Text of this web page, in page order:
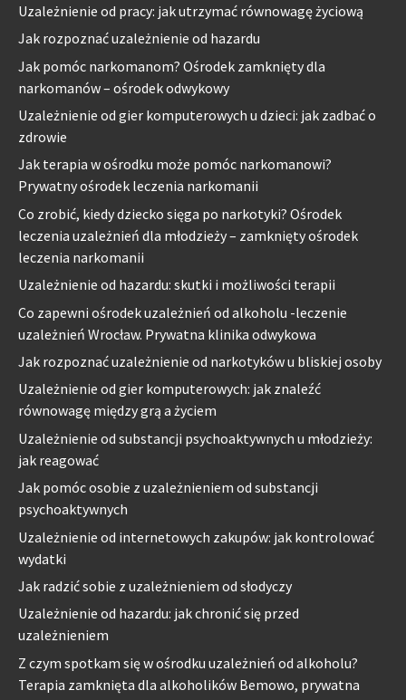
Uzależnienie od pracy: jak utrzymać równowagę życiową
Jak rozpoznać uzależnienie od hazardu
Jak pomóc narkomanom? Ośrodek zamknięty dla
narkomanów – ośrodek odwykowy
Uzależnienie od gier komputerowych u dzieci: jak zadbać o
zdrowie
Jak terapia w ośrodku może pomóc narkomanowi?
Prywatny ośrodek leczenia narkomanii
Co zrobić, kiedy dziecko sięga po narkotyki? Ośrodek
leczenia uzależnień dla młodzieży – zamknięty ośrodek
leczenia narkomanii
Uzależnienie od hazardu: skutki i możliwości terapii
Co zapewni ośrodek uzależnień od alkoholu -leczenie
uzależnień Wrocław. Prywatna klinika odwykowa
Jak rozpoznać uzależnienie od narkotyków u bliskiej osoby
Uzależnienie od gier komputerowych: jak znaleźć
równowagę między grą a życiem
Uzależnienie od substancji psychoaktywnych u młodzieży:
jak reagować
Jak pomóc osobie z uzależnieniem od substancji
psychoaktywnych
Uzależnienie od internetowych zakupów: jak kontrolować
wydatki
Jak radzić sobie z uzależnieniem od słodyczy
Uzależnienie od hazardu: jak chronić się przed
uzależnieniem
Z czym spotkam się w ośrodku uzależnień od alkoholu?
Terapia zamknięta dla alkoholików Bemowo, prywatna